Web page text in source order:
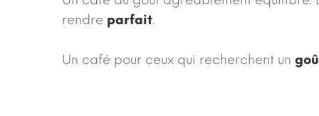
rendre parfait.
Un café pour ceux qui recherchent un